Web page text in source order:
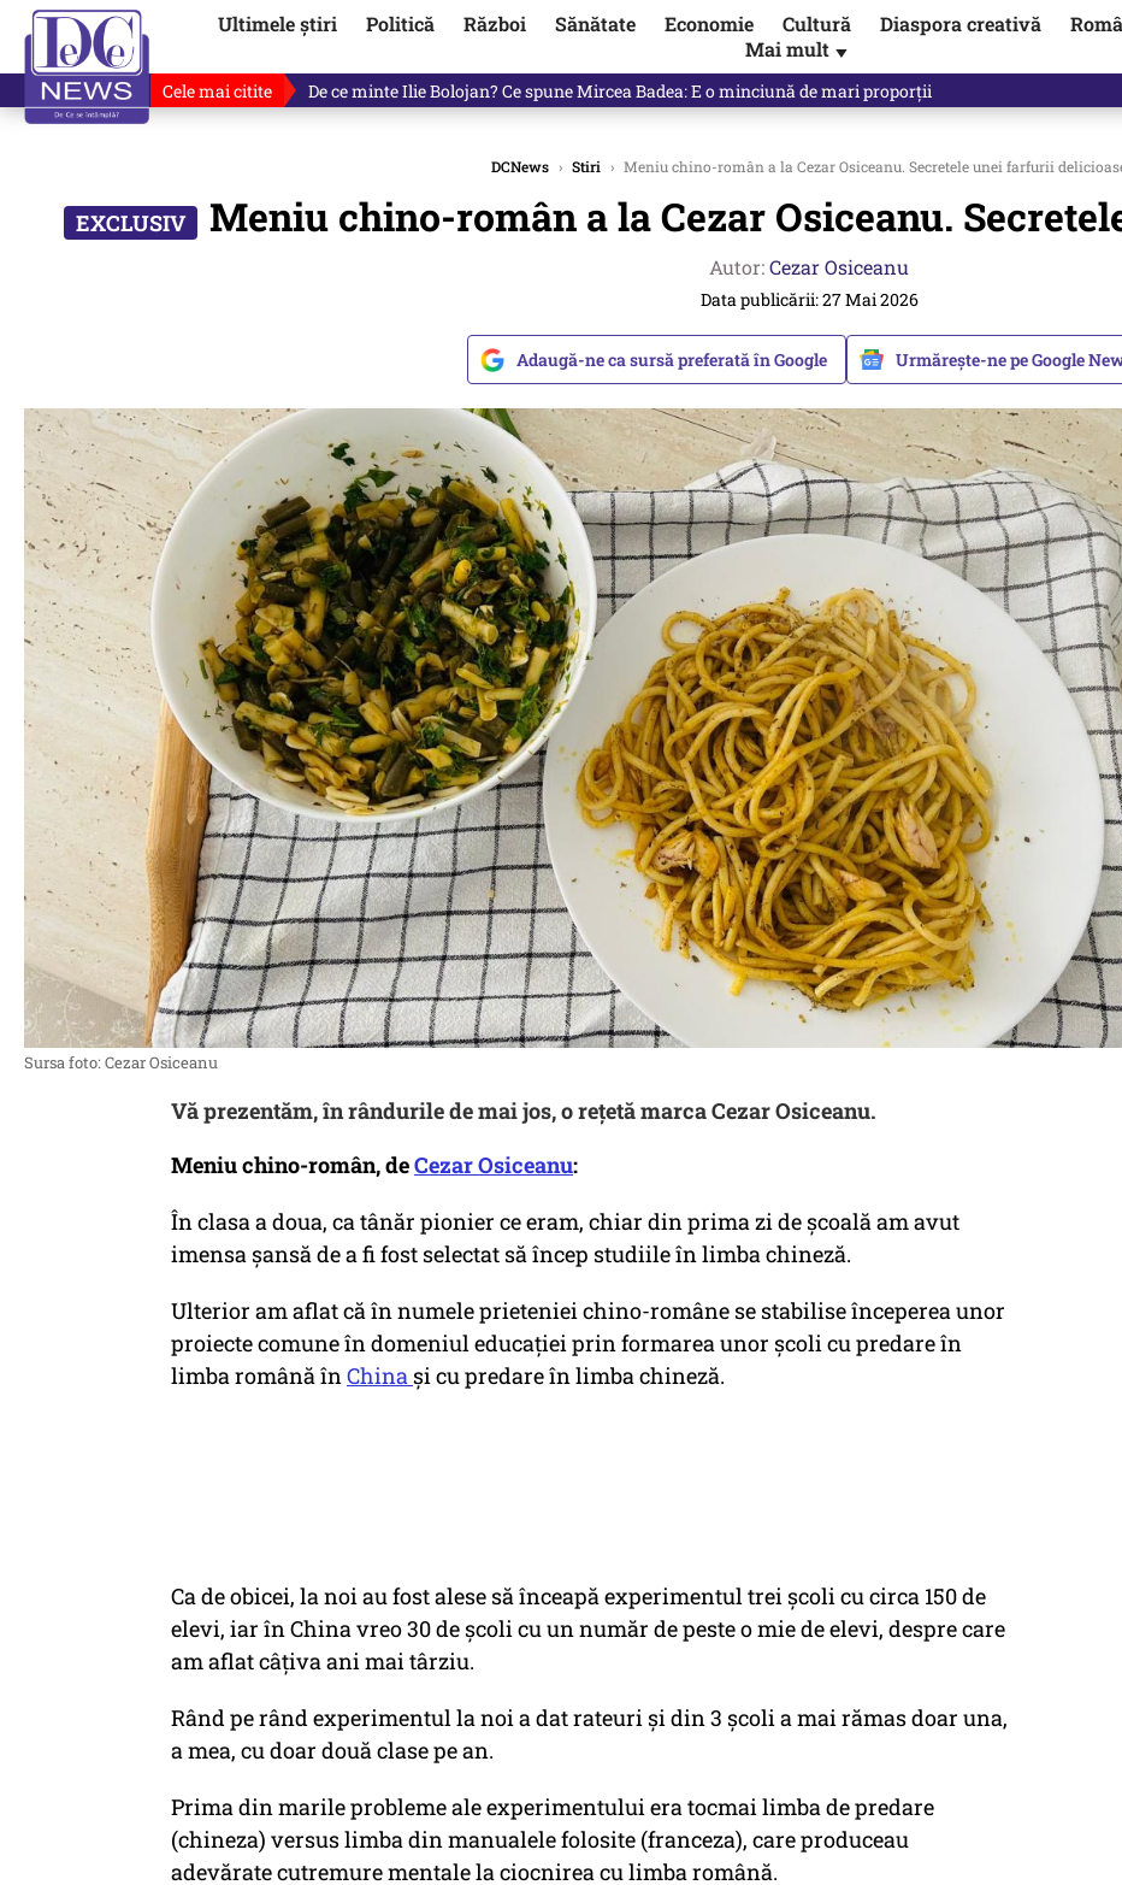
Ultimele știri Politică Război Sănătate Economie Cultură Diaspora creativă
Mai mult ▼
Cele mai citite Cu luni înainte de anunțul lui Ponta, Chirieac anticipa totul. Cine este acum în pericol / VIDEO
DCNews › Stiri › Meniu chino-român a la Cezar Osiceanu. Secretele unei farfurii
Meniu chino-român a la Cezar Osiceanu.
Autor:Cezar Osiceanu
Data publicării: 27 Mai 2026
Adaugă-ne ca sursă preferată în Google Urmărește-ne pe Google
Sursa foto: Cezar Osiceanu
Vă prezentăm, în rândurile de mai jos, o rețetă marca Cezar Osiceanu.
Meniu chino-român, deCezar Osiceanu:
În clasa a doua, ca tânăr pionier ce eram, chiar din prima zi de școală am avut
imensa șansă de a fi fost selectat să încep studiile în limba chineză.
Ulterior am aflat că în numele prieteniei chino-române se stabilise începerea unor
proiecte comune în domeniul educației prin formarea unor școli cu predare în
limba română înChina și cu predare în limba chineză.
Ca de obicei, la noi au fost alese să înceapă experimentul trei școli cu circa 150 de
elevi, iar în China vreo 30 de școli cu un număr de peste o mie de elevi, despre care
am aflat câțiva ani mai târziu.
Rând pe rând experimentul la noi a dat rateuri și din 3 școli a mai rămas doar una,
a mea, cu doar două clase pe an.
Prima din marile probleme ale experimentului era tocmai limba de predare
(chineza) versus limba din manualele folosite (franceza), care produceau
adevărate cutremure mentale la ciocnirea cu limba română.